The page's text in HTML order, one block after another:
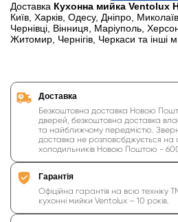
Доставка Кухонна мийка Ventolux
Київ, Харків, Одесу, Дніпро,
Чернівці, Вінниця, Маріуполь,
Житомир, Чернігів, Черкаси та інші
Доставка
Безкоштовна доставка Новою
дверей, безкоштовна доставка
та найближчому передмістю.
доставка не розповсбджується
холодильників Новою Поштою -
Гарантія
Офіційна гарантія на всю техніку
кухонні мийки Ventolux – 10 років.